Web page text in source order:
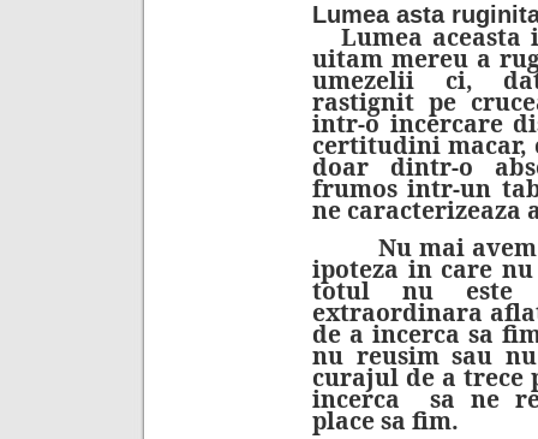
Lumea asta
Lumea aceasta
uitam mereu a
umezelii ci,
rastignit pe
intr-o incercare
certitudini macar,
doar dintr-o
frumos intr-un
ne caracterizeaza
Nu mai avem
ipoteza in care
totul nu este
extraordinara
de a incerca sa
nu reusim sau
curajul de a trece
incerca sa ne
place sa fim.